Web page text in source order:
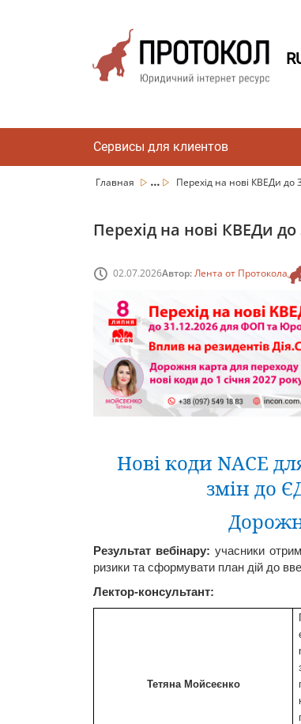
Сервисы для клиентов
Главная ... Перехід на нові КВЕДи
Перехід на нові КВЕДи
02.07.2026Автор:Лента от Протокола
Новікоди NACE
змін до
Результат вебінару: учасники
ризики та сформувати план дій до
Лектор-консультант:
Тетяна Мойсеєнко